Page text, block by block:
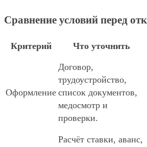
Сравнение условий перед
Критерий Что уточнить
Оформление
Договор,
трудоустройство,
список документов,
медосмотр и
проверки.
Расчёт ставки, аванс,